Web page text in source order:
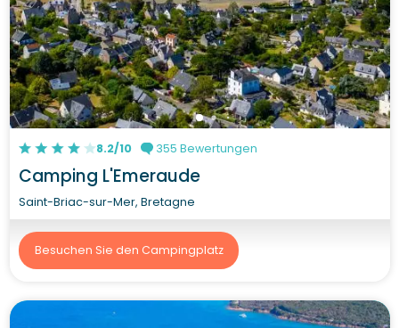
8.2/10 355 Bewertungen
Camping L'Emeraude
Saint-Briac-sur-Mer, Bretagne
Besuchen Sie den Campingplatz